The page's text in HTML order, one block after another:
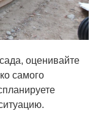
оценивайте
самого